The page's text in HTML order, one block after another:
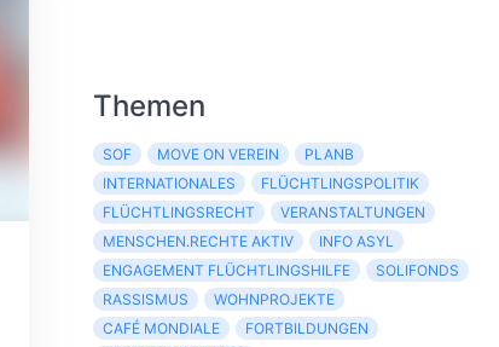
Themen
SOF MOVE ON VEREIN
PLANB
INTERNATIONALES
FLÜCHTLINGSPOLITIK
FLÜCHTLINGSRECHT
VERANSTALTUNGEN
MENSCHEN.RECHTE AKTIV
INFO ASYL
ENGAGEMENT FLÜCHTLINGSHILFE
SOLIFONDS
RASSISMUS
WOHNPROJEKTE
CAFÉ MONDIALE
FORTBILDUNGEN